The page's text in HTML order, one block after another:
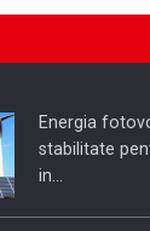
Energia
stabilitate
in…